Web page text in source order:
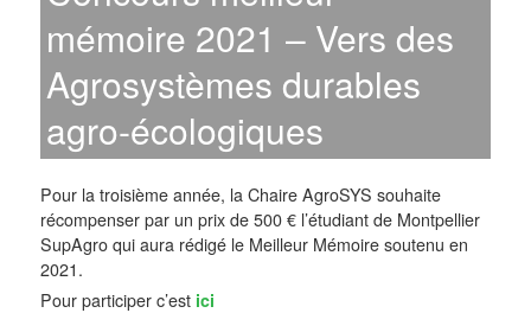
mémoire 2021 – Vers des
Agrosystèmes durables
agro-écologiques
Pour la troisième année, la Chaire AgroSYS souhaite
récompenser par un prix de 500 € l’étudiant de Montpellier
SupAgro qui aura rédigé le Meilleur Mémoire soutenu en
2021.
Pour participer c’est ici